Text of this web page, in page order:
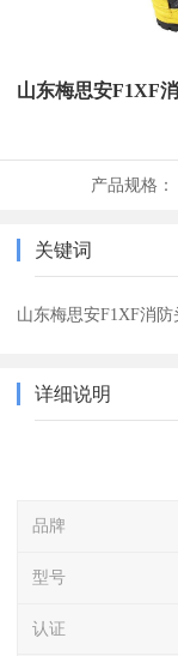
山东梅思安F1XF
产品规格：
关键词
山东梅思安F1XF消
详细说明
品牌
型号
认证